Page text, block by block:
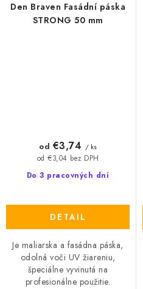
Den Braven Fasádní páska
STRONG 50 mm
Do 3 pracovných dní
od €3,04 bez DPH
od €3,74 / ks
DETAIL
Je maliarska a fasádna páska,
odolná voči UV žiareniu,
špeciálne vyvinutá na
profesionálne použitie.